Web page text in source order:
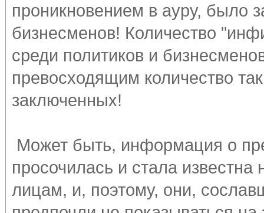
проникновением в ауру, было
бизнесменов! Количество
среди политиков и
превосходящим количество
заключенных!
Может быть, информация о
просочилась и стала
лицам, и, поэтому, они,